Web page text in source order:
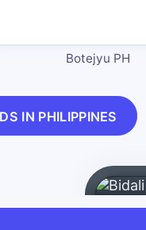
Botejyu PH
IN PHILIPPINES